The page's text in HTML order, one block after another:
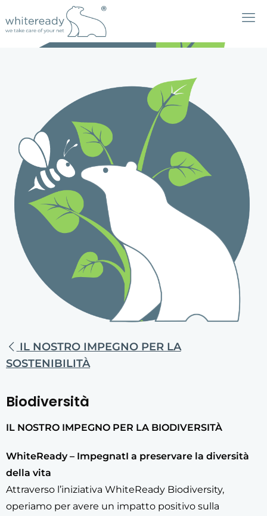
IL NOSTRO IMPEGNO PER LA
SOSTENIBILITÀ
Biodiversità
IL NOSTRO IMPEGNO PER LA BIODIVERSITÀ
WhiteReady – ImpegnatI a preservare la diversità
della vita
Attraverso l’iniziativa WhiteReady Biodiversity,
operiamo per avere un impatto positivo sulla